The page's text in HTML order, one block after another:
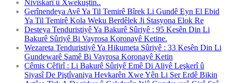
Nivîskarî û Xwekuştin..
Gerînendeya Avê Ya Til Temirê Bîrek Li Gundê Eyn El Ebid
Ya Til Temirê Kola Weku Berdêlek Ji Stasyona Elok Re
Desteya Tenduristiyê Ya Bakurê Sûriyê : 95 Kesên Din Li
Bakurê Sûriyê Bi Vayrosa Koronayê Ketine.
Wezareta Tenduristiyê Ya Hikumeta Sûriyê : 33 Kesên Din Li
Gundewarê Şamê Bi Vayrosa Koronayê Ketin
Cêmis Cêfirî : Li Bakurê Sûriyê Emê Di Aliyê Leşkerî û
Siyasî De Piştîvaniya Hevkarên Xwe Yên Li Ser Erdê Bikin